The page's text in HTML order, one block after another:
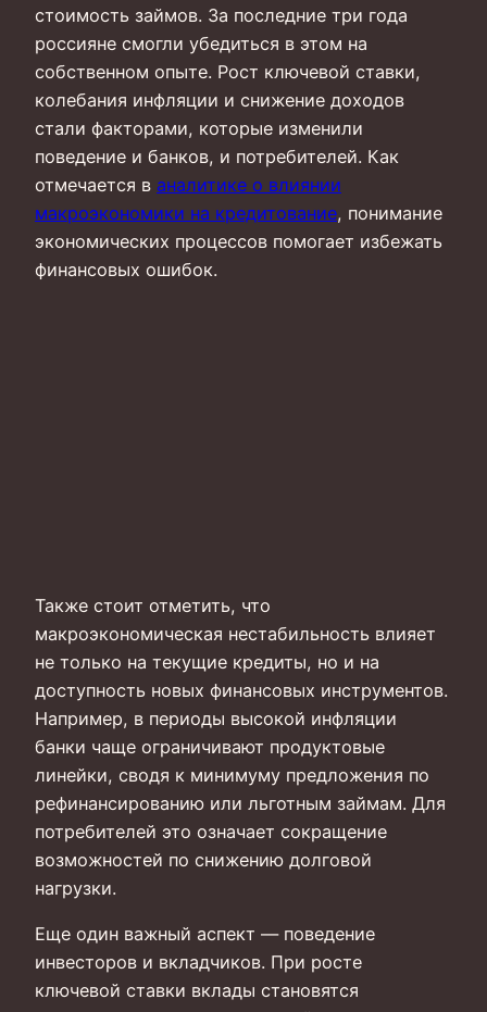
стоимость займов. За последние три года
россияне смогли убедиться в этом на
собственном опыте. Рост ключевой ставки,
колебания инфляции и снижение доходов
стали факторами, которые изменили
поведение и банков, и потребителей. Как
отмечается в аналитике о влиянии
макроэкономики на кредитование, понимание
экономических процессов помогает избежать
финансовых ошибок.
Также стоит отметить, что
макроэкономическая нестабильность влияет
не только на текущие кредиты, но и на
доступность новых финансовых инструментов.
Например, в периоды высокой инфляции
банки чаще ограничивают продуктовые
линейки, сводя к минимуму предложения по
рефинансированию или льготным займам. Для
потребителей это означает сокращение
возможностей по снижению долговой
нагрузки.
Еще один важный аспект — поведение
инвесторов и вкладчиков. При росте
ключевой ставки вклады становятся